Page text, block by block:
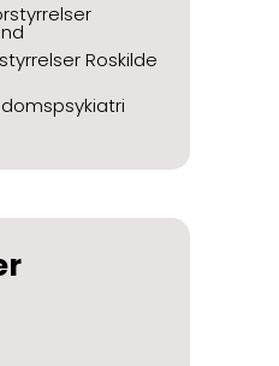
Roskilde